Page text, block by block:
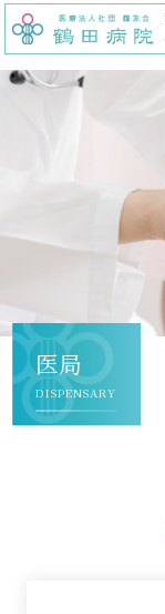
医局
DISPENSARY